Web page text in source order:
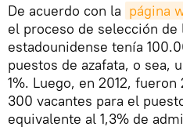
De acuerdo con la página
el proceso de selección de
estadounidense tenía
puestos de azafata, o sea,
1%. Luego, en 2012,
300 vacantes para el
equivalente al 1,3% de